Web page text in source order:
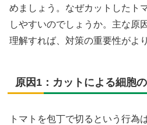
めましょう。なぜカットしたト
しやすいのでしょうか。主な原
理解すれば、対策の重要性がよ
原因1：カットによる細胞
トマトを包丁で切るという行為